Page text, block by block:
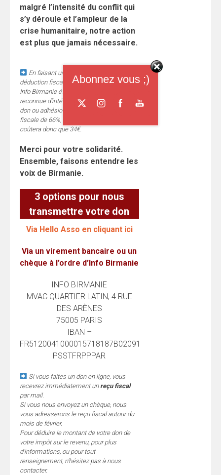
malgré l’intensité du conflit qui
s’y déroule et l’ampleur de la
crise humanitaire, notre action
est plus que jamais nécessaire.
En faisant un don, vous bénéficiez d’une
déduction fiscale sur vos revenus 2025.
Info Birmanie étant une association
reconnue d’intérêt général (loi 1901), tout
don ou adhésion fait l’objet d’une déduction
fiscale de 66%, un don de 100€ ne vous
coûtera donc que 34€.
Merci pour votre solidarité.
Ensemble, faisons entendre les
voix de Birmanie.
3 options pour nous
transmettre votre don
Via Hello Asso en cliquant ici
Via un virement bancaire ou un
chèque à l’ordre d’Info Birmanie
INFO BIRMANIE
MVAC QUARTIER LATIN, 4 RUE
DES ARÈNES
75005 PARIS
IBAN –
FR5120041000015718187B02091
PSSTFRPPPAR
Si vous faites un don en ligne, vous
recevrez immédiatement un reçu fiscal
par mail.
Si vous nous envoyez un chèque, nous
vous adresserons le reçu fiscal autour du
mois de février.
Pour déduire le montant de votre don de
votre impôt sur le revenu, pour plus
d’informations, ou pour tout
renseignement, n’hésitez pas à nous
contacter.
Abonnez vous ;)